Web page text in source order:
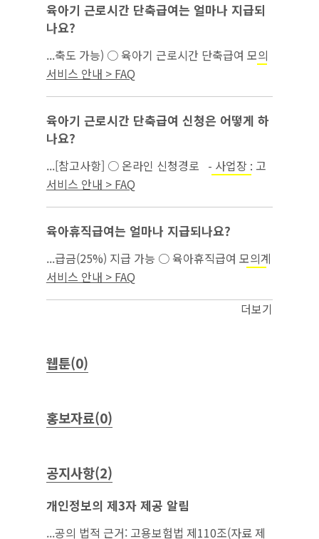
육아기 근로시간 단축급여는 얼마나 지급되
나요?
...축도 가능) ○ 육아기 근로시간 단축급여 모의
계산은 고용보험 홈페이지(간편 모의계산 →
서비스 안내 > FAQ
육아기 근로시간 단축급여 신청은 어떻게 하
나요?
...[참고사항] ○ 온라인 신청경로 - 사업장 : 고
용보험 홈페이지 → 기업서비스 →
서비스 안내 > FAQ
육아휴직급여는 얼마나 지급되나요?
...급금(25%) 지급 가능 ○ 육아휴직급여 모의계
산은 고용보험 홈페이지(간편 모의계산 →
서비스 안내 > FAQ
더보기
웹툰(0)
홍보자료(0)
공지사항(2)
개인정보의 제3자 제공 알림
...공의 법적 근거: 고용보험법 제110조(자료 제